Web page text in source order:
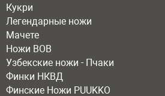
Кукри
Легендарные ножи
Мачете
Ножи ВОВ
Узбекские ножи - Пчаки
Финки НКВД
Финские Ножи PUUKKO